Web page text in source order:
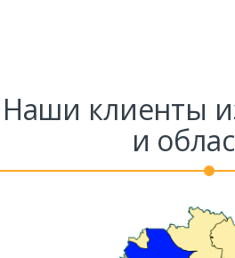
Наши клиенты
и